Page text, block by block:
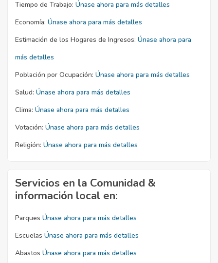
Tiempo de Trabajo: Únase ahora para más detalles
Economía: Únase ahora para más detalles
Estimación de los Hogares de Ingresos: Únase ahora para
más detalles
Población por Ocupación: Únase ahora para más detalles
Salud: Únase ahora para más detalles
Clima: Únase ahora para más detalles
Votación: Únase ahora para más detalles
Religión: Únase ahora para más detalles
Servicios en la Comunidad &
información local en:
Parques Únase ahora para más detalles
Escuelas Únase ahora para más detalles
Abastos Únase ahora para más detalles